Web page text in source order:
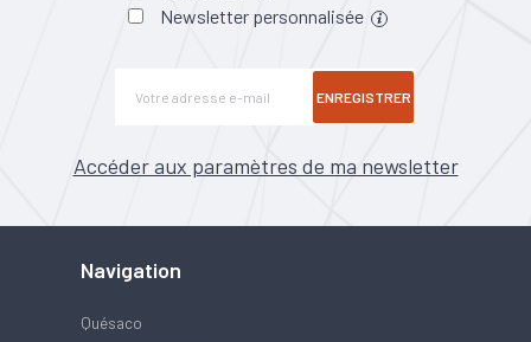
Newsletter personnalisée
ENREGISTRER
Accéder aux paramètres de ma newsletter
Navigation
Quésaco